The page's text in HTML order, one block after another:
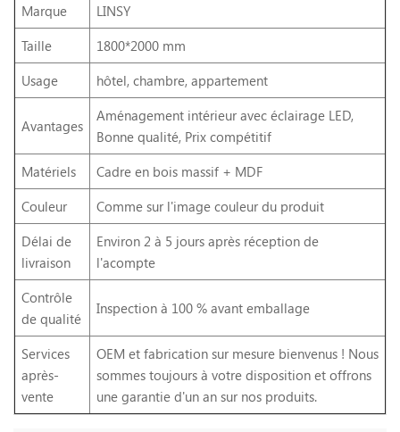
Marque
LINSY
Taille
1800*2000 mm
Usage
hôtel, chambre, appartement
Avantages
Aménagement intérieur avec éclairage LED,
Bonne qualité, Prix compétitif
Matériels
Cadre en bois massif + MDF
Couleur
Comme sur l'image couleur du produit
Délai de
livraison
Environ 2 à 5 jours après réception de
l'acompte
Contrôle
de qualité
Inspection à 100 % avant emballage
Services
après-
vente
OEM et fabrication sur mesure bienvenus ! Nous
sommes toujours à votre disposition et offrons
une garantie d'un an sur nos produits.